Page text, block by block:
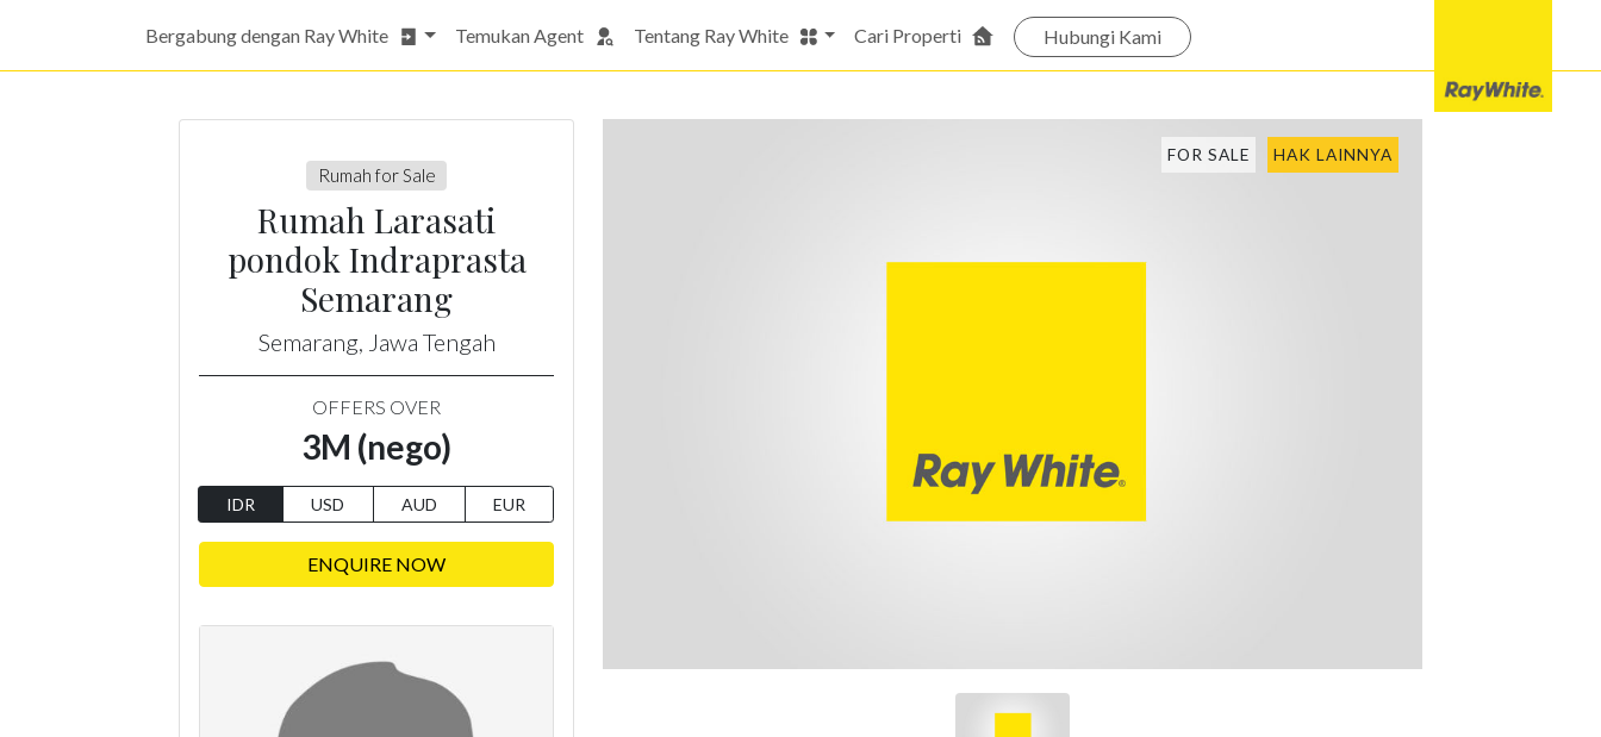
Bergabung dengan Ray White Temukan Agent Tentang Ray White Cari Properti Hubungi Kami
Rumah for Sale
Rumah Larasati
pondok Indraprasta
Semarang
Semarang, Jawa Tengah
OFFERS OVER
3M (nego)
IDR USD AUD EUR
ENQUIRE NOW
FOR SALE HAK LAINNYA